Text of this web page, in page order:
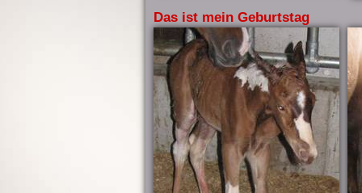
Das ist mein Geburtstag